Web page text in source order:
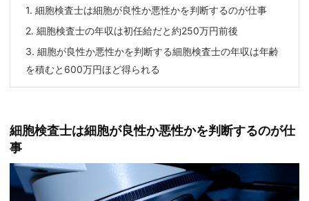
1. 細胞検査士は細胞が良性か悪性かを判断するのが仕事
2. 細胞検査士の年収は初任給だと約250万円前後
3. 細胞が良性か悪性かを判断する細胞検査士の年収は年齢
を積むと600万円ほど得られる
細胞検査士は細胞が良性か悪性かを判断するのが仕
事